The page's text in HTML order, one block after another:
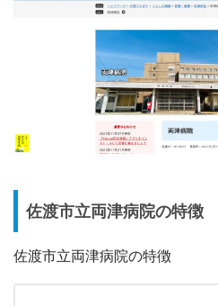
佐渡市立両津病院の特徴
佐渡市立両津病院の特徴